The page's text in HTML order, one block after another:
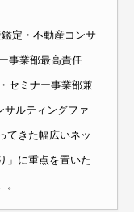
定・不動産コンサ
事業部最高責任
セミナー事業部兼
サルティングファ
てきた幅広いネッ
」に重点を置いた